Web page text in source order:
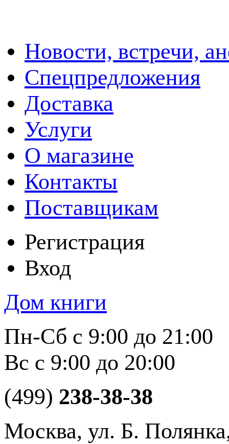
Новости, встречи,
Спецпредложения
Доставка
Услуги
О магазине
Контакты
Поставщикам
Регистрация
Вход
Дом книги
Пн-Сб с 9:00 до 21:00
Вс с 9:00 до 20:00
(499) 238-38-38
Москва, ул. Б.